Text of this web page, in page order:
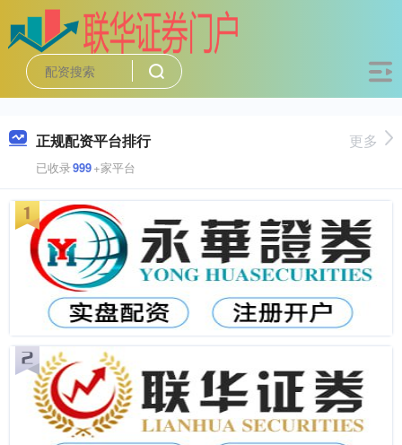
正规配资平台排行
已收录999+家平台
更多